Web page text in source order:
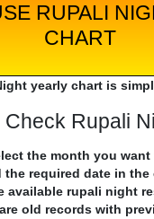
RUPALI
CHART
yearly chart is
Check Rupali
the month you want
the required date in the
available rupali night
old records with